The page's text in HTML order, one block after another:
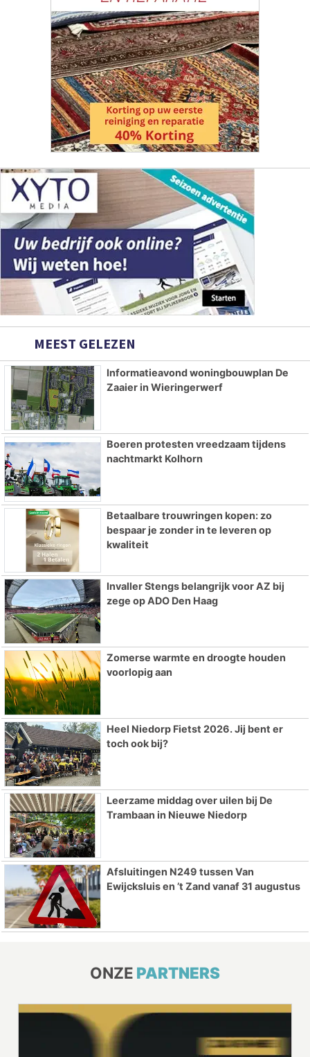
MEEST GELEZEN
Informatieavond woningbouwplan De
Zaaier in Wieringerwerf
Boeren protesten vreedzaam tijdens
nachtmarkt Kolhorn
Betaalbare trouwringen kopen: zo
bespaar je zonder in te leveren op
kwaliteit
Invaller Stengs belangrijk voor AZ bij
zege op ADO Den Haag
Zomerse warmte en droogte houden
voorlopig aan
Heel Niedorp Fietst 2026. Jij bent er
toch ook bij?
Leerzame middag over uilen bij De
Trambaan in Nieuwe Niedorp
Afsluitingen N249 tussen Van
Ewijcksluis en ’t Zand vanaf 31 augustus
ONZE PARTNERS